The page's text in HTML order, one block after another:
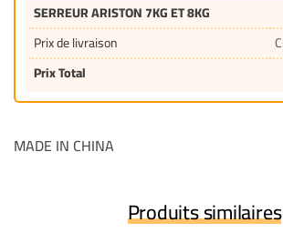
SERREUR ARISTON 7KG ET 8KG
Prix de livraison
Prix Total
MADE IN CHINA
Produits similaires